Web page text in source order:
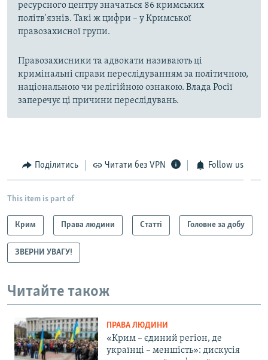
ресурсного центру значаться 86 кримських
політв'язнів. Такі ж цифри – у Кримської
правозахисної групи.
Правозахисники та адвокати називають ці
кримінальні справи переслідуванням за політичною,
національною чи релігійною ознакою. Влада Росії
заперечує ці причини переслідувань.
Поділитись Читати без VPN Follow us
This item is part of
Крим Права людини Статті Головне за добу
ЗВЕРНИ УВАГУ!
Читайте також
ПРАВА ЛЮДИНИ
«Крим – єдиний регіон, де
українці – меншість»: дискусія